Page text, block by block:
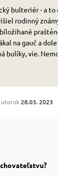
bulteriér - a to
rodinný
na gauč a
bulíky, vie.
utorok 28.03. 2023
?